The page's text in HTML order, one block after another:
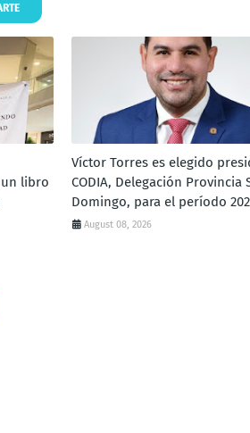
libro
Víctor Torres es elegido
CODIA, Delegación Provincia
Domingo, para el período
August 08, 2026